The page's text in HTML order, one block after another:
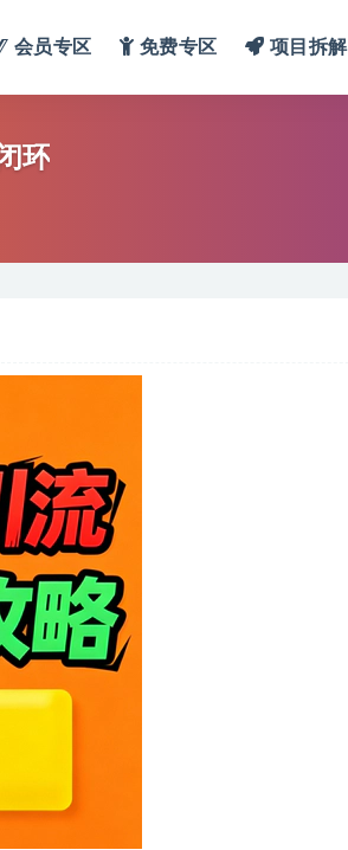
会员专区 免费专区 项目拆解
环